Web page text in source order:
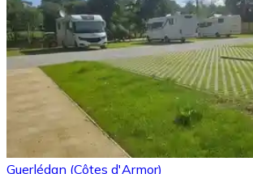
Guerlédan (Côtes d'Armor)